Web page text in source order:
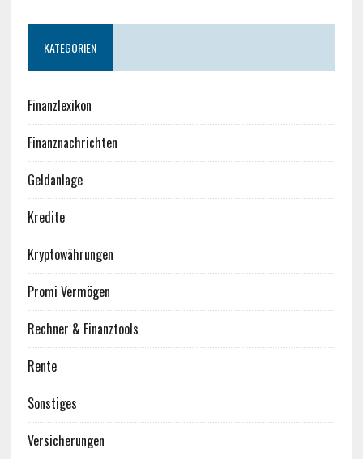
KATEGORIEN
Finanzlexikon
Finanznachrichten
Geldanlage
Kredite
Kryptowährungen
Promi Vermögen
Rechner & Finanztools
Rente
Sonstiges
Versicherungen